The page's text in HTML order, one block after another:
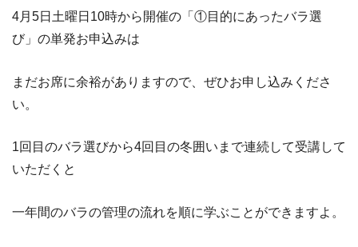
4月5日土曜日10時から開催の「①目的にあったバラ選
び」の単発お申込みは
まだお席に余裕がありますので、ぜひお申し込みくださ
い。
1回目のバラ選びから4回目の冬囲いまで連続して受講して
いただくと
一年間のバラの管理の流れを順に学ぶことができますよ。